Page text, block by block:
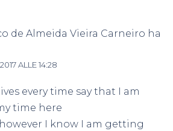
de Almeida Vieira Carneiro ha
ALLE 14:28
every time say that I am
time here
I know I am getting